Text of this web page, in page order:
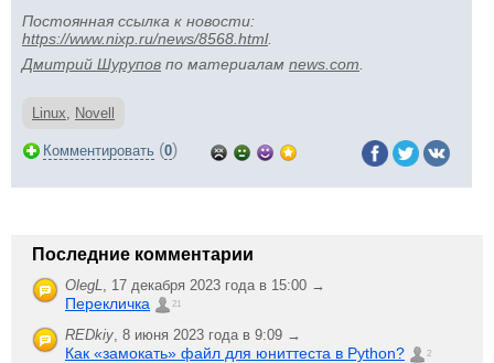
Постоянная ссылка к новости:
https://www.nixp.ru/news/8568.html.
Дмитрий Шурупов по материалам news.com
Linux, Novell
Комментировать (0)
Последние комментарии
OlegL, 17 декабря 2023 года в 15:00 →
Перекличка 21
REDkiy, 8 июня 2023 года в 9:09 →
Как «замокать» файл для юниттеста в Python? 2